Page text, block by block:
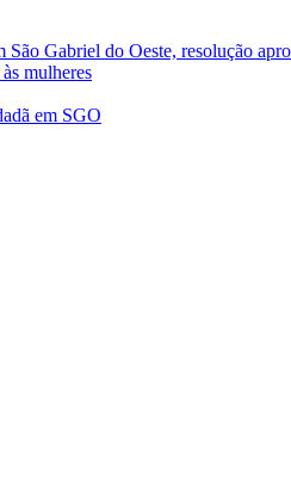
Gabriel do Oeste, resolução
mulheres
em SGO